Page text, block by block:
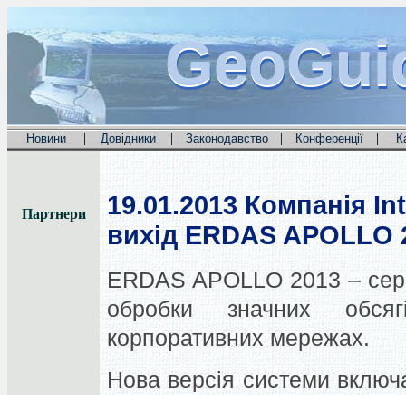
Новини | Довідники | Законодавство | Конференції |
Партнери 19.01.2013 Компанія
вихід ERDAS APOLLO
ERDAS APOLLO 2013 –
обробки значних
корпоративних мережах.
Нова версія системи